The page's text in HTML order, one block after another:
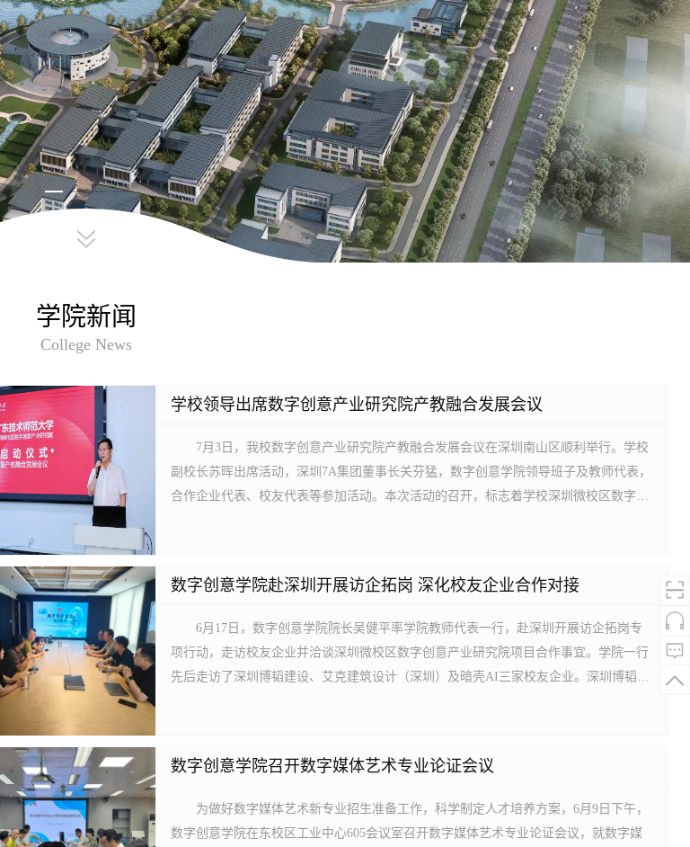
学院新闻
College News
学校领导出席数字创意产业研究院产教融合发展会议
7月3日，我校数字创意产业研究院产教融合发展会议在深圳南山区顺利举行。学校
副校长苏晖出席活动，深圳7A集团董事长关芬猛，数字创意学院领导班子及教师代表，
合作企业代表、校友代表等参加活动。本次活动的召开，标志着学校深圳微校区数字创
数字创意学院赴深圳开展访企拓岗 深化校友企业合作对接
6月17日，数字创意学院院长吴健平率学院教师代表一行，赴深圳开展访企拓岗专
项行动，走访校友企业并洽谈深圳微校区数字创意产业研究院项目合作事宜。学院一行
先后走访了深圳博韬建设、艾克建筑设计（深圳）及暗壳AI三家校友企业。深圳博韬建
数字创意学院召开数字媒体艺术专业论证会议
为做好数字媒体艺术新专业招生准备工作，科学制定人才培养方案，6月9日下午，
数字创意学院在东校区工业中心605会议室召开数字媒体艺术专业论证会议，就数字媒